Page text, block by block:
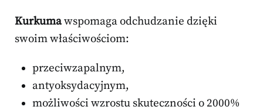
Kurkumawspomaga odchudzanie dzięki
swoim właściwościom:
przeciwzapalnym,
antyoksydacyjnym,
możliwości wzrostu skuteczności o 2000%